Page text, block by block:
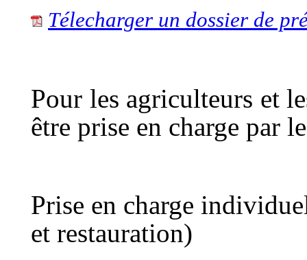
Télecharger un dossier de
Pour les agriculteurs et
être prise en charge par
Prise en charge
et restauration)